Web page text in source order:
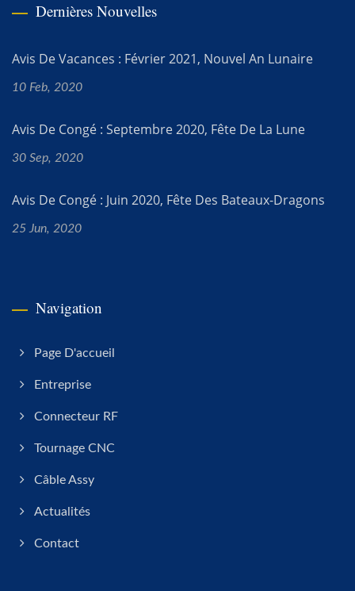
Dernières Nouvelles
Avis De Vacances : Février 2021, Nouvel An Lunaire
10 Feb, 2020
Avis De Congé : Septembre 2020, Fête De La Lune
30 Sep, 2020
Avis De Congé : Juin 2020, Fête Des Bateaux-Dragons
25 Jun, 2020
Navigation
Page D'accueil
Entreprise
Connecteur RF
Tournage CNC
Câble Assy
Actualités
Contact